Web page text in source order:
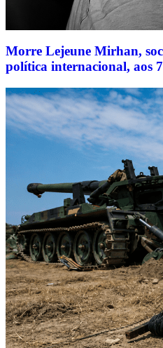
Morre Lejeune Mirhan,
política internacional, aos